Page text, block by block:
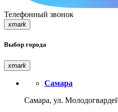
Телефонный звонок
xmark
Выбор города
xmark
Самара
Самара, ул.